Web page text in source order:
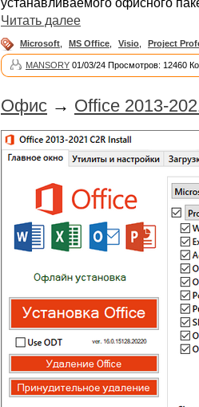
Читать далее
Microsoft MS Office Visio Project
MANSORY 01/03/24 Просмотров: 12460
Офис → Office 2013-